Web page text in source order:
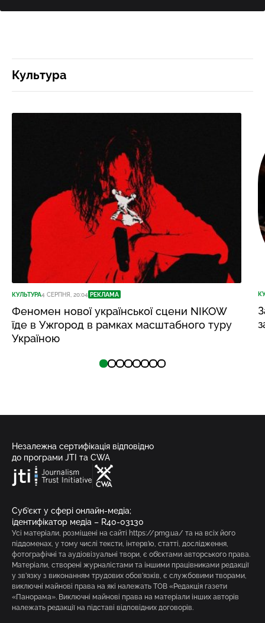
Культура
КУЛЬТУРА4 СЕРПНЯ, 20:04 РЕКЛАМА
Феномен нової української сцени NIKOW
їде в Ужгород в рамках масштабного туру
Україною
Незалежна сертифікація відповідно
до програми JTI та CWA
Суб’єкт у сфері онлайн-медіа;
ідентифікатор медіа – R40-03130
Усі матеріали, розміщені на сайті https://pmg.ua/ та на всіх його
піддоменах, у тому числі тексти, інтерв’ю, статті, дослідження,
фотографічні та аудіовізуальні твори, є об’єктами авторського права.
Матеріали, створені журналістами та іншими працівниками редакції
у зв’язку з виконанням трудових обов’язків, є службовими творами,
виключні майнові права на які належать ТОВ «Редакція газети
«Панорама». Виключні майнові права на матеріали інших авторів
належать редакції на підставі відповідних договорів.